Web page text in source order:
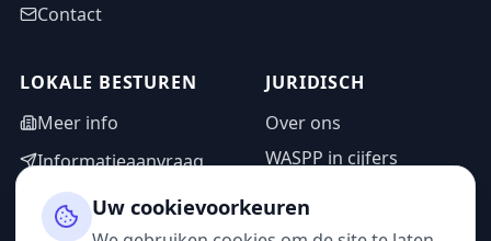
Contact
LOKALE BESTUREN
Meer info
Informatieaanvraag
Adminzone
JURIDISCH
Over ons
WASPP in cijfers
Privacybeleid
Uw cookievoorkeuren